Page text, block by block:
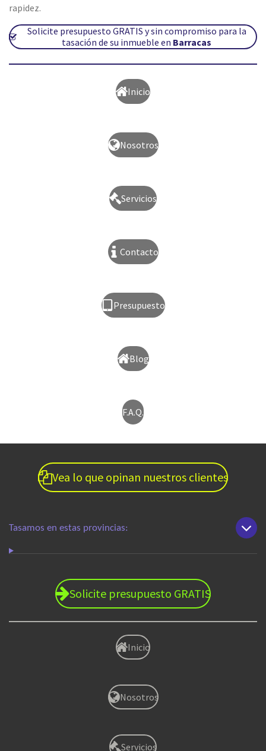
rapidez.
Solicite presupuesto GRATIS y sin compromiso para la
tasación de su inmueble en Barracas
Inicio
Nosotros
Servicios
Contacto
Presupuesto
Blog
F.A.Q.
Vea lo que opinan nuestros clientes
Tasamos en estas provincias:
Solicite presupuesto GRATIS
Inicio
Nosotros
Servicios